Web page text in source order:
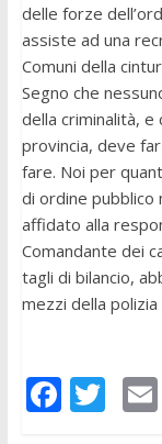
delle forze
assiste ad una
Comuni della
Segno che
della criminalità,
provincia, deve
fare. Noi per
di ordine
affidato alla
Comandante dei
tagli di bilancio,
mezzi della polizia
F T